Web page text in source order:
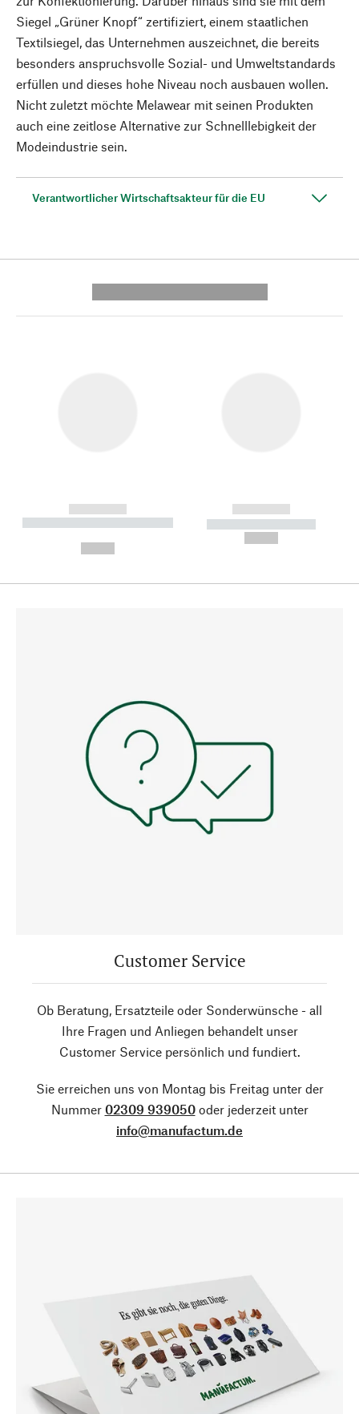
Siegel „Grüner Knopf“ zertifiziert, einem staatlichen
Textilsiegel, das Unternehmen auszeichnet, die bereits
besonders anspruchsvolle Sozial- und Umweltstandards
erfüllen und dieses hohe Niveau noch ausbauen wollen.
Nicht zuletzt möchte Melawear mit seinen Produkten
auch eine zeitlose Alternative zur Schnelllebigkeit der
Modeindustrie sein.
Verantwortlicher Wirtschaftsakteur für die EU
------------
----------- ----------- --------
------------
----------- -----------
Customer Service
Ob Beratung, Ersatzteile oder Sonderwünsche - all
Ihre Fragen und Anliegen behandelt unser
Customer Service persönlich und fundiert.
Sie erreichen uns von Montag bis Freitag unter der
Nummer 02309 939050oder jederzeit unter
info@manufactum.de